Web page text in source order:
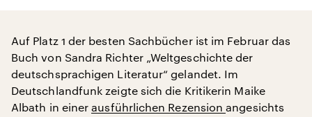
Auf Platz 1 der besten Sachbücher ist im Februar das
Buch von Sandra Richter „Weltgeschichte der
deutschsprachigen Literatur“ gelandet. Im
Deutschlandfunk zeigte sich die Kritikerin Maike
Albath in einerausführlichen Rezensionangesichts